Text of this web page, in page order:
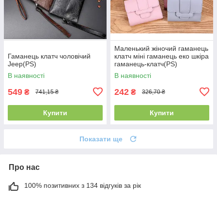
Гаманець клатч чоловічий
Jeep(PS)
В наявності
549 ₴ 741,15 ₴
Купити
Маленький жіночий гаманець
клатч міні гаманець еко шкіра
гаманець-клатч(PS)
В наявності
242 ₴ 326,70 ₴
Купити
Показати ще
Про нас
100% позитивних з 134 відгуків за рік